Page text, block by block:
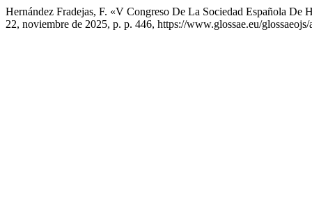
Hernández Fradejas, F. «V Congreso De La Sociedad Española De
22, noviembre de 2025, p. p. 446, https://www.glossae.eu/